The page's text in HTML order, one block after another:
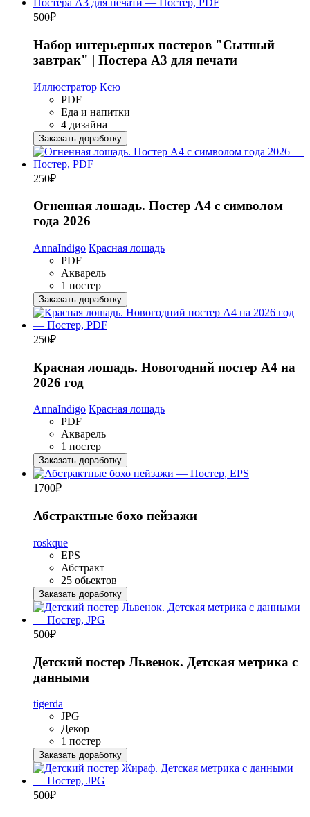
500₽
Набор интерьерных постеров "Сытный
завтрак" | Постера А3 для печати
Иллюстратор Ксю
PDF
Еда и напитки
4 дизайна
Заказать доработку
250₽
Огненная лошадь. Постер А4 с символом
года 2026
AnnaIndigo Красная лошадь
PDF
Акварель
1 постер
Заказать доработку
250₽
Красная лошадь. Новогодний постер А4 на
2026 год
AnnaIndigo Красная лошадь
PDF
Акварель
1 постер
Заказать доработку
1700₽
Абстрактные бохо пейзажи
roskque
EPS
Абстракт
25 обьектов
Заказать доработку
500₽
Детский постер Львенок. Детская метрика с
данными
tigerda
JPG
Декор
1 постер
Заказать доработку
500₽